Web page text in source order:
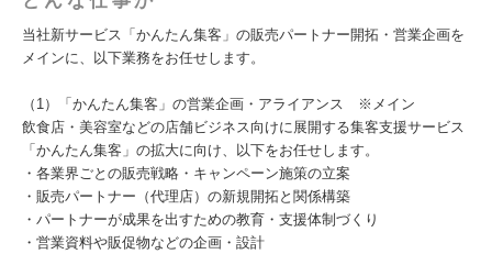
当社新サービス「かんたん集客」の販売パートナー開拓・営業企画を
メインに、以下業務をお任せします。
（1）「かんたん集客」の営業企画・アライアンス ※メイン
飲食店・美容室などの店舗ビジネス向けに展開する集客支援サービス
「かんたん集客」の拡大に向け、以下をお任せします。
・各業界ごとの販売戦略・キャンペーン施策の立案
・販売パートナー（代理店）の新規開拓と関係構築
・パートナーが成果を出すための教育・支援体制づくり
・営業資料や販促物などの企画・設計